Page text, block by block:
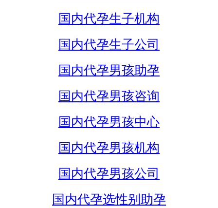
国内代孕生子机构
国内代孕生子公司
国内代孕男孩助孕
国内代孕男孩咨询
国内代孕男孩中心
国内代孕男孩机构
国内代孕男孩公司
国内代孕选性别助孕